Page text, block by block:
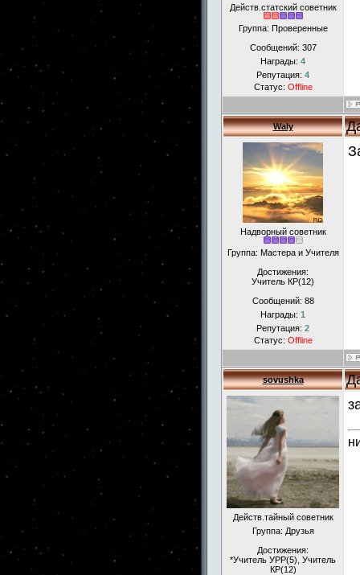
Действ.статский советник
Группа: Проверенные
Сообщений: 307
Награды: 4
Репутация: 4
Статус: Offline
Waly
Надворный советник
Группа: Мастера и Учителя
Достижения:
Учитель КР(12)
Сообщений: 88
Награды: 1
Репутация: 2
Статус: Offline
sovushka
Действ.тайный советник
Группа: Друзья
Достижения:
*Учитель УРР(5), Учитель
КР(12)